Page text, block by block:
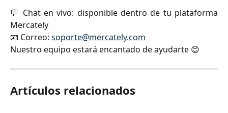
💬 Chat en vivo: disponible dentro de tu plataforma
Mercately
📧 Correo: soporte@mercately.com
Nuestro equipo estará encantado de ayudarte 😊
Artículos relacionados